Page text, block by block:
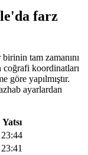
farz
tam zamanını
coğrafi koordinatları
göre yapılmıştır.
ayarlardan
Yatsı
23:44
23:41